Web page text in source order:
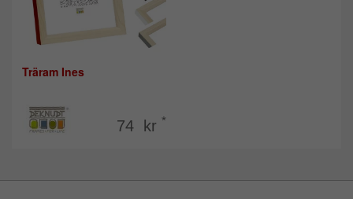
Träram Ines
74 kr *